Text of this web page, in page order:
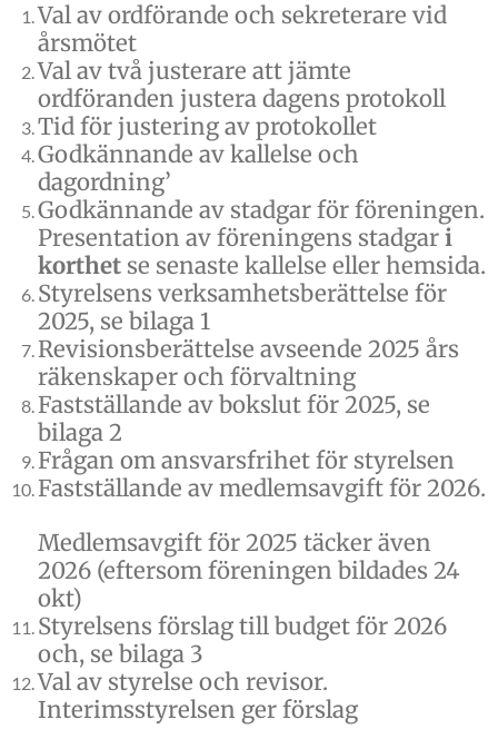
Val av ordförande och sekreterare vid
årsmötet
Val av två justerare att jämte
ordföranden justera dagens protokoll
Tid för justering av protokollet
Godkännande av kallelse och
dagordning’
Godkännande av stadgar för föreningen.
Presentation av föreningens stadgari
korthet se senaste kallelse eller hemsida.
Styrelsens verksamhetsberättelse för
2025, se bilaga 1
Revisionsberättelse avseende 2025 års
räkenskaper och förvaltning
Fastställande av bokslut för 2025, se
bilaga 2
Frågan om ansvarsfrihet för styrelsen
Fastställande av medlemsavgift för 2026.
Medlemsavgift för 2025 täcker även
2026 (eftersom föreningen bildades 24
okt)
Styrelsens förslag till budget för 2026
och, se bilaga 3
Val av styrelse och revisor.
Interimsstyrelsen ger förslag